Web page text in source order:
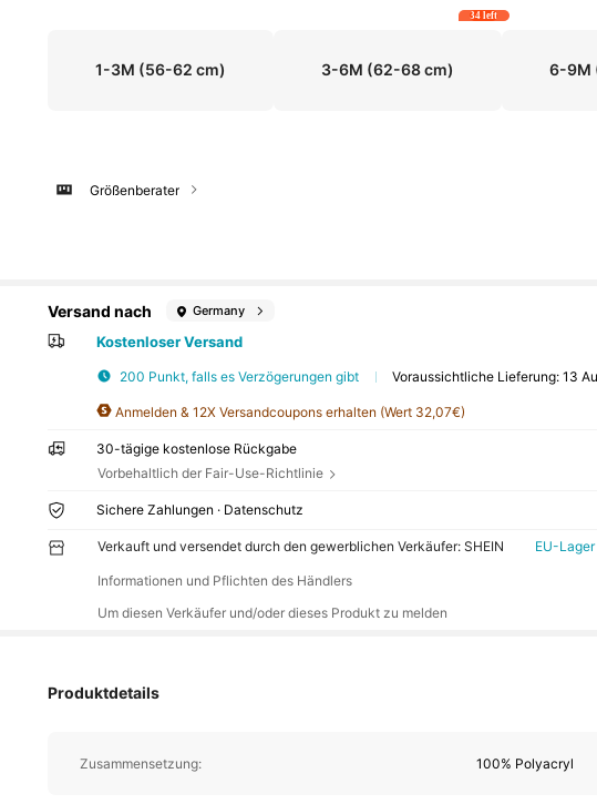
1-3M (56-62 cm) 3-6M (62-68 cm)
34 left
6-9M
Größenberater
Versand nach Germany
Kostenloser Versand
200 Punkt, falls es Verzögerungen gibt Voraussichtliche Lieferung:13
Anmelden & 12X Versandcoupons erhalten (Wert 32,07€)
30-tägige kostenlose Rückgabe
Vorbehaltlich der Fair-Use-Richtlinie
Sichere Zahlungen · Datenschutz
Verkauft und versendet durch den gewerblichen Verkäufer: SHEIN EU-Lager
Informationen und Pflichten des Händlers
Um diesen Verkäufer und/oder dieses Produkt zu melden
Produktdetails
Zusammensetzung: 100% Polyacryl